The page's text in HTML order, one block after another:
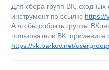
Для сбора групп ВК, сходных
инструмент по ссылке https://
А чтобы собрать группы
пользователи ВК, примените
https://vk.barkov.net/